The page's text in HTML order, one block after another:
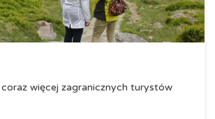
więcej zagranicznych turystów